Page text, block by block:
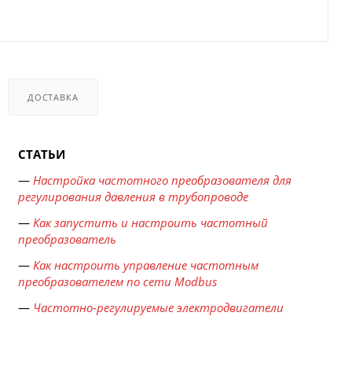
ДОСТАВКА
СТАТЬИ
— Настройка частотного преобразователя для
регулирования давления в трубопроводе
— Как запустить и настроить частотный
преобразователь
— Как настроить управление частотным
преобразователем по сети Modbus
— Частотно-регулируемые электродвигатели